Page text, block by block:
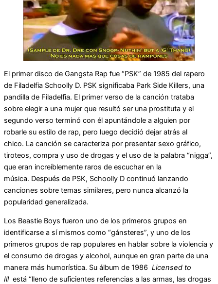
El primer disco de Gangsta Rap fue “PSK” de 1985 del rapero
de Filadelfia Schoolly D. PSK significaba Park Side Killers, una
pandilla de Filadelfia. El primer verso de la canción trataba
sobre elegir a una mujer que resultó ser una prostituta y el
segundo verso terminó con él apuntándole a alguien por
robarle su estilo de rap, pero luego decidió dejar atrás al
chico. La canción se caracteriza por presentar sexo gráfico,
tiroteos, compra y uso de drogas y el uso de la palabra “nigga”,
que eran increíblemente raros de escuchar en la
música. Después de PSK, Schoolly D continuó lanzando
canciones sobre temas similares, pero nunca alcanzó la
popularidad generalizada.
Los Beastie Boys fueron uno de los primeros grupos en
identificarse a sí mismos como “gánsteres”, y uno de los
primeros grupos de rap populares en hablar sobre la violencia y
el consumo de drogas y alcohol, aunque en gran parte de una
manera más humorística. Su álbum de 1986 Licensed to
Illestá “lleno de suficientes referencias a las armas, las drogas